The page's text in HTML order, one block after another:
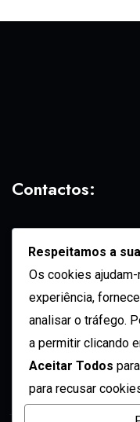
Contactos:
Respeitamos a
Os cookies
experiência,
analisar o tráfego.
a permitir clicando
Aceitar Todos
para recusar